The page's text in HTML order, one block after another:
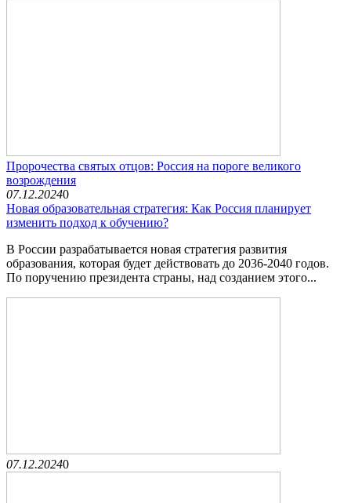
Пророчества святых отцов: Россия на пороге великого
возрождения
07.12.20240
Новая образовательная стратегия: Как Россия планирует
изменить подход к обучению?
В России разрабатывается новая стратегия развития
образования, которая будет действовать до 2036-2040 годов.
По поручению президента страны, над созданием этого...
07.12.20240